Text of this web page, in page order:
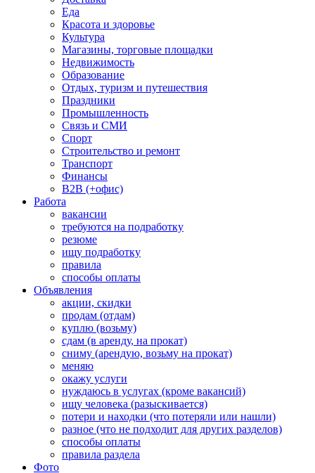
Еда
Красота и здоровье
Культура
Магазины, торговые площадки
Недвижимость
Образование
Отдых, туризм и путешествия
Праздники
Промышленность
Связь и СМИ
Спорт
Строительство и ремонт
Транспорт
Финансы
B2B (+офис)
Работа
вакансии
требуются на подработку
резюме
ищу подработку
правила
способы оплаты
Объявления
акции, скидки
продам (отдам)
куплю (возьму)
сдам (в аренду, на прокат)
сниму (арендую, возьму на прокат)
меняю
окажу услуги
нуждаюсь в услугах (кроме вакансий)
ищу человека (разыскивается)
потери и находки (что потеряли или нашли)
разное (что не подходит для других разделов)
способы оплаты
правила раздела
Фото